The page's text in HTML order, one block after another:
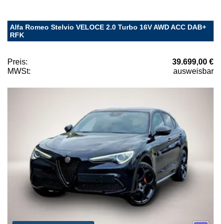
Alfa Romeo Stelvio VELOCE 2.0 Turbo 16V AWD ACC DAB+
RFK
Preis:
39.699,00 €
MWSt:
ausweisbar